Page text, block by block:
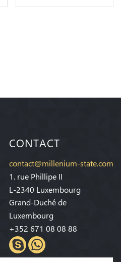
CONTACT
contact@millenium-state.com
1. rue Phillipe II
L-2340 Luxembourg
Grand-Duché de
Luxembourg
+352 671 08 08 88